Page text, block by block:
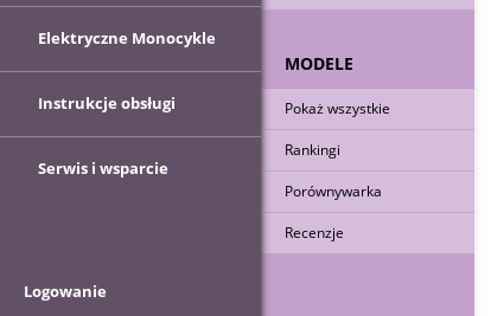
MODELE
Pokaż wszystkie
Rankingi
Porównywarka
Recenzje
Elektryczne Monocykle
Instrukcje obsługi
Serwis i wsparcie
Logowanie